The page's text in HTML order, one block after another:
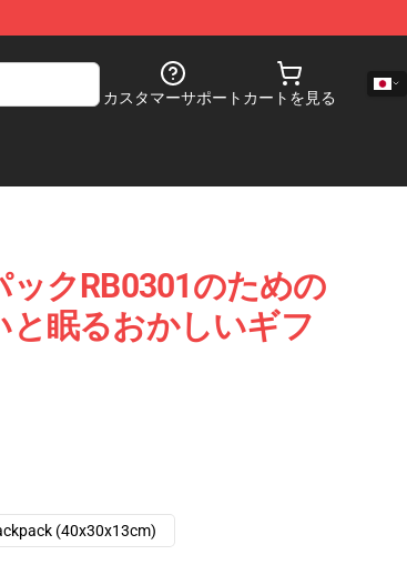
カスタマーサポート カートを見る
クRB0301のための
眠るおかしいギフ
(40x30x13cm)